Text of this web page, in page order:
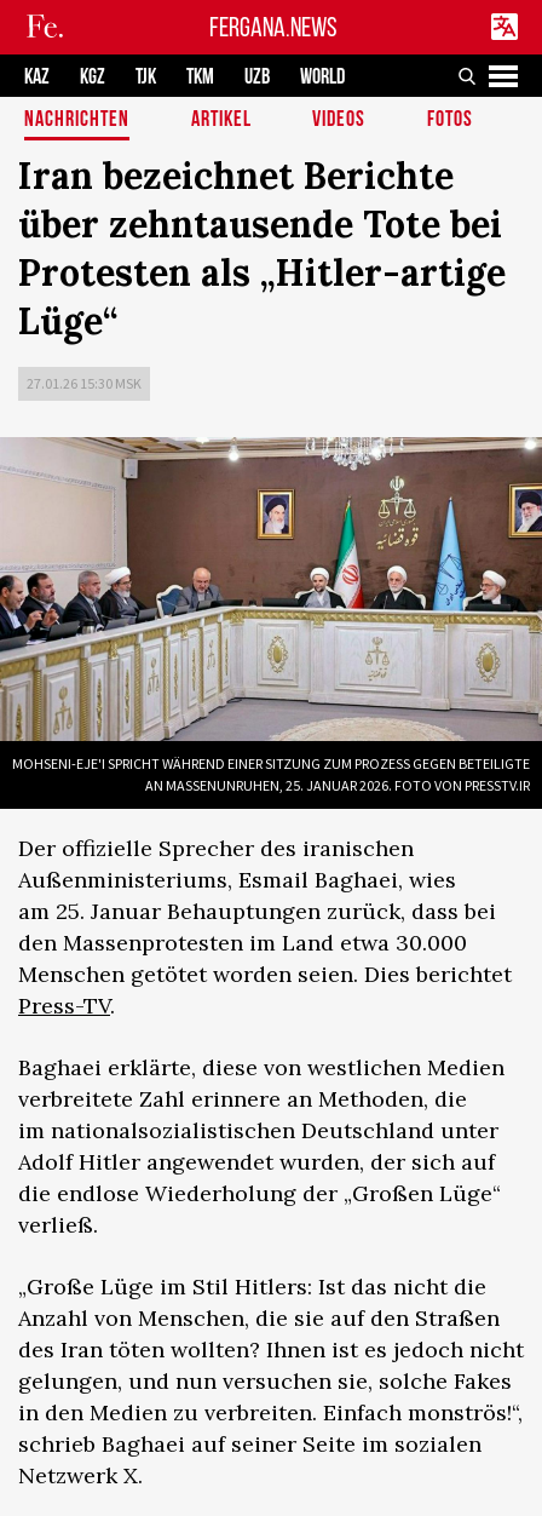
FERGANA.NEWS
KAZ KGZ TJK TKM UZB
WORLD
NACHRICHTEN
ARTIKEL VIDEOS FOTOS
Iran bezeichnet Berichte
über zehntausende Tote bei
Protesten als „Hitler-artige
Lüge“
27.01.26 15:30 MSK
MOHSENI-EJE'I SPRICHT WÄHREND EINER SITZUNG ZUM PROZESS GEGEN BETEILIGTE
AN MASSENUNRUHEN, 25. JANUAR 2026. FOTO VON PRESSTV.IR
Der offizielle Sprecher des iranischen
Außenministeriums, Esmail Baghaei, wies
am 25. Januar Behauptungen zurück, dass bei
den Massenprotesten im Land etwa 30.000
Menschen getötet worden seien. Dies berichtet
Press-TV.
Baghaei erklärte, diese von westlichen Medien
verbreitete Zahl erinnere an Methoden, die
im nationalsozialistischen Deutschland unter
Adolf Hitler angewendet wurden, der sich auf
die endlose Wiederholung der „Großen Lüge“
verließ.
„Große Lüge im Stil Hitlers: Ist das nicht die
Anzahl von Menschen, die sie auf den Straßen
des Iran töten wollten? Ihnen ist es jedoch nicht
gelungen, und nun versuchen sie, solche Fakes
in den Medien zu verbreiten. Einfach monströs!“,
schrieb Baghaei auf seiner Seite im sozialen
Netzwerk X.